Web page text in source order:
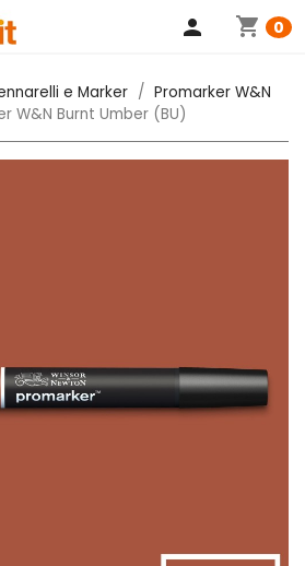
shopping_cart 0
person
e Marker
Promarker W&N
W&N Burnt Umber (BU)